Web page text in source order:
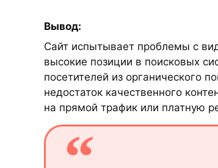
Вывод:
Сайт испытывает проблемы с
высокие позиции в поисковых
посетителей из органического
недостаток качественного
на прямой трафик или платную